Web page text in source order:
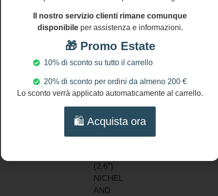
Zama
Ceramica
di
bambu
Perla
Maiorca
DIMENSIONI
Lunghezza
(2.6″)
NICHEL
AND
gg
Il nostro servizio clienti rimane comunque
disponibileper assistenza e informazioni.
🎁 Promo Estate
10% di sconto su tutto il carrello
20% di sconto per ordini da almeno 200 €
Lo sconto verrà applicato automaticamente al carrello.
🛍️ Acquista ora